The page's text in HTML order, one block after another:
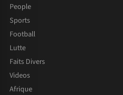
People
Sports
Football
Lutte
Faits Divers
Videos
Afrique